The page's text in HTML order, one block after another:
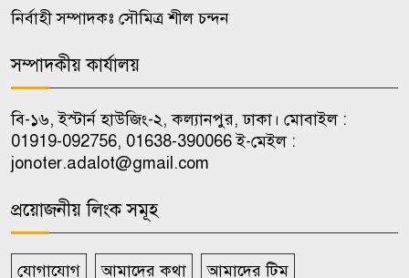
১০
নির্বাহী সম্পাদকঃ সৌমিত্র শীল চন্দন
সম্পাদকীয় কার্যালয়
বি-১৬, ইস্টার্ন হাউজিং-২, কল্যানপুর, ঢাকা। মোবাইল :
01919-092756, 01638-390066 ই-মেইল :
jonoter.adalot@gmail.com
প্রয়োজনীয় লিংক সমূহ
যোগাযোগ আমাদের কথা আমাদের টিম